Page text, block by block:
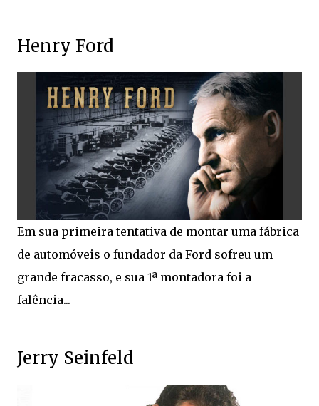
Henry Ford
Em sua primeira tentativa de montar uma fábrica
de automóveis o fundador da Ford sofreu um
grande fracasso, e sua 1ª montadora foi a
falência...
Jerry Seinfeld